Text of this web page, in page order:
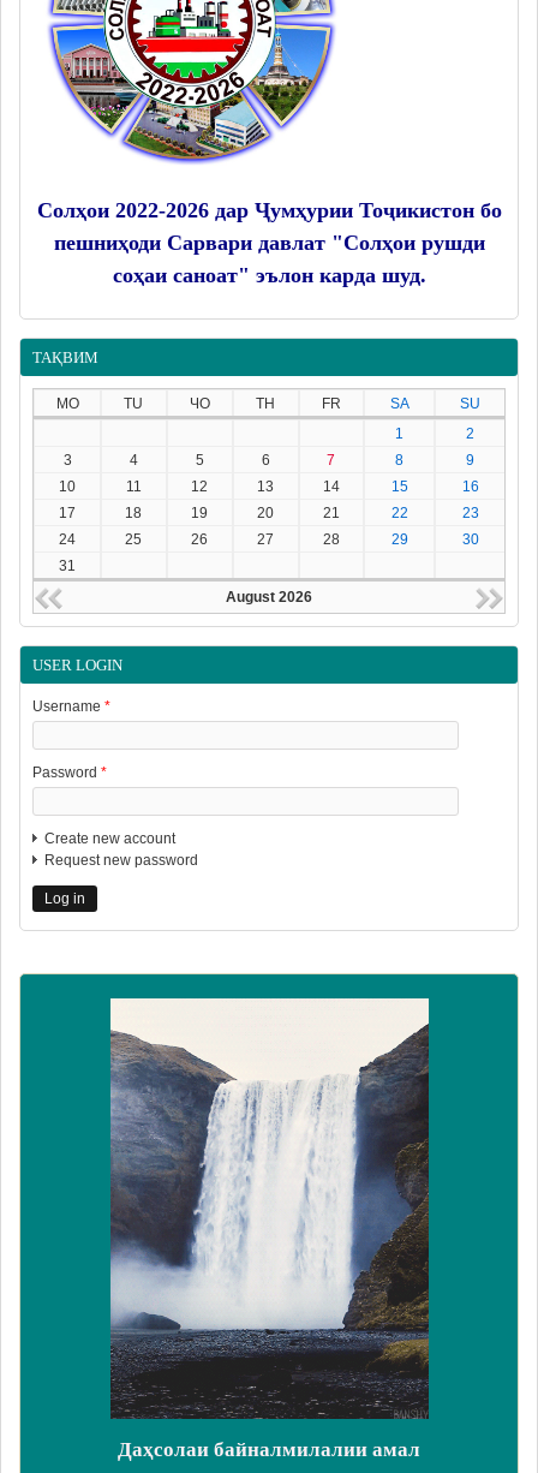
Солҳои 2022-2026 дар Ҷумҳурии Тоҷикистон бо
пешниҳоди Сарвари давлат "Солҳои рушди
соҳаи саноат" эълон карда шуд.
ТАҚВИМ
MO TU ЧО TH FR SA
SU
1
2
3
4 5 6 7 8
9
10
11 12 13 14 15
16
17
18 19 20 21 22
23
24
25 26 27 28 29
30
31
August 2026
USER LOGIN
Username *
Password *
Create new account
Request new password
Даҳсолаи байналмилалии амал